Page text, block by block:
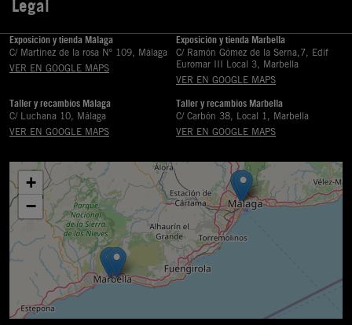
Legal
Exposición y tienda Málaga
C/ Martinez de la rosa Nº 109, Málaga
VER EN GOOGLE MAPS
Exposición y tienda Marbella
C/ Ramón Gómez de la Serna,7, Edif
Euromar III Local 3, Marbella
VER EN GOOGLE MAPS
Taller y recambios Málaga
C/ Luchana 10, Málaga
VER EN GOOGLE MAPS
Taller y recambios Marbella
C/ Carbón 38, Local 1, Marbella
VER EN GOOGLE MAPS
+
−